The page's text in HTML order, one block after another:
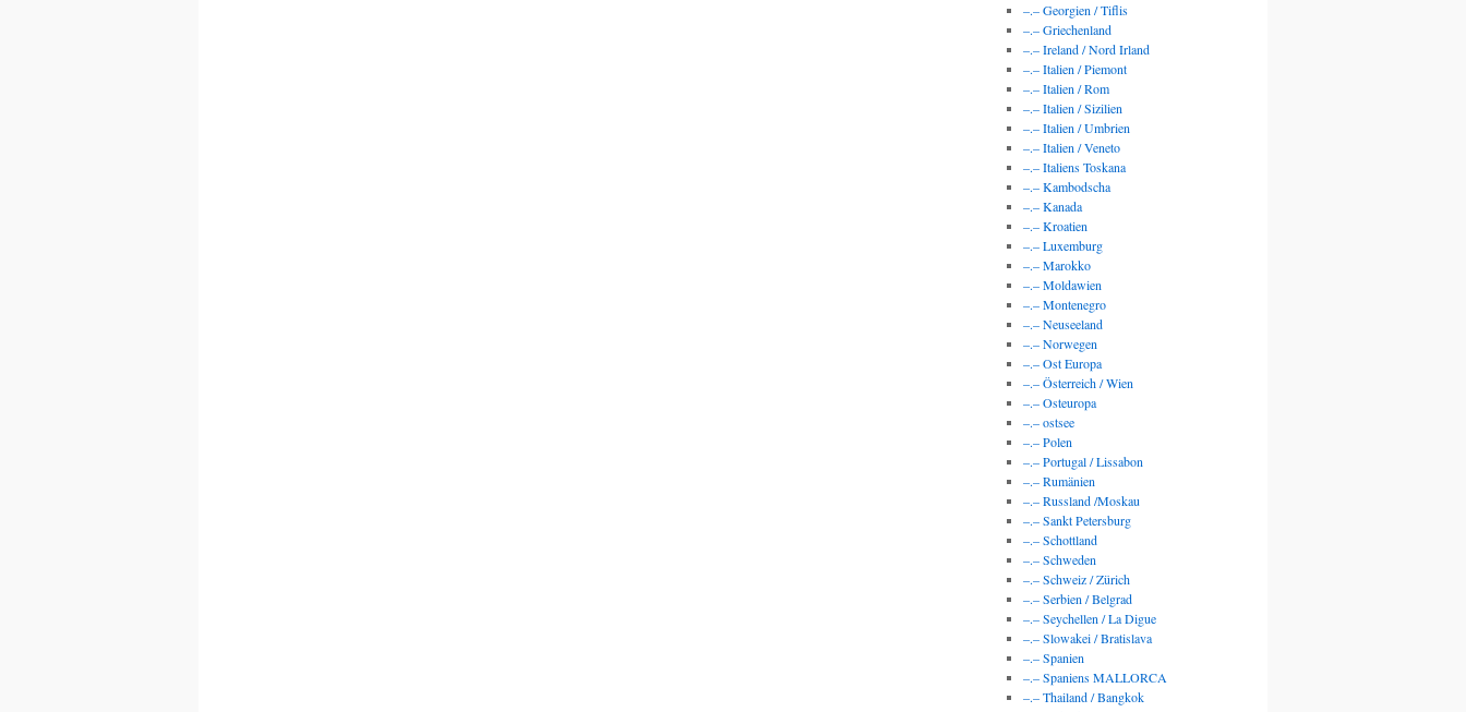
–.– Georgien / Tiflis
–.– Griechenland
–.– Ireland / Nord Irland
–.– Italien / Piemont
–.– Italien / Rom
–.– Italien / Sizilien
–.– Italien / Umbrien
–.– Italien / Veneto
–.– Italiens Toskana
–.– Kambodscha
–.– Kanada
–.– Kroatien
–.– Luxemburg
–.– Marokko
–.– Moldawien
–.– Montenegro
–.– Neuseeland
–.– Norwegen
–.– Ost Europa
–.– Österreich / Wien
–.– Osteuropa
–.– ostsee
–.– Polen
–.– Portugal / Lissabon
–.– Rumänien
–.– Russland /Moskau
–.– Sankt Petersburg
–.– Schottland
–.– Schweden
–.– Schweiz / Zürich
–.– Serbien / Belgrad
–.– Seychellen / La Digue
–.– Slowakei / Bratislava
–.– Spanien
–.– Spaniens MALLORCA
–.– Thailand / Bangkok